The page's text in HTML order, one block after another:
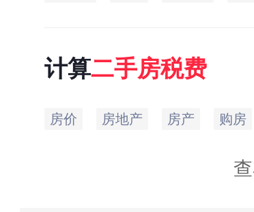
计算二手房税费
房价 房地产 房产 购房